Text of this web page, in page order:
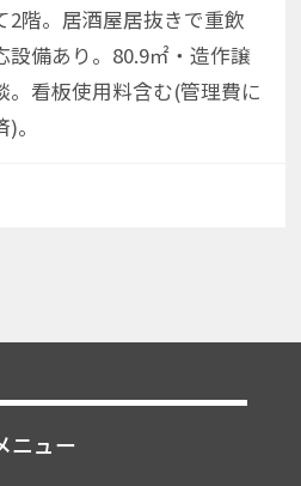
2階。居酒屋居抜きで重飲
設備あり。80.9㎡・造作譲
。看板使用料含む(管理費に
。
ニュー